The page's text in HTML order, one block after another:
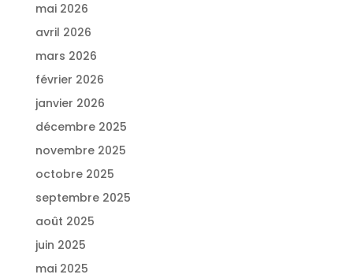
mai 2026
avril 2026
mars 2026
février 2026
janvier 2026
décembre 2025
novembre 2025
octobre 2025
septembre 2025
août 2025
juin 2025
mai 2025